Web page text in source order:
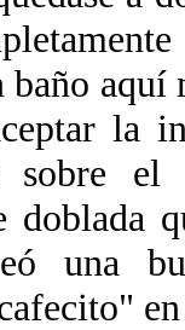
baño
la
sobre
doblada
una